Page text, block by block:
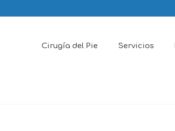
Cirugía del Pie Servicios